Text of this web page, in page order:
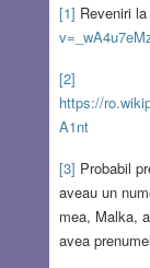
[1] Reveniri
[2]
https://
A1nt
[3] Probabil
aveau un
mea, Malka,
avea